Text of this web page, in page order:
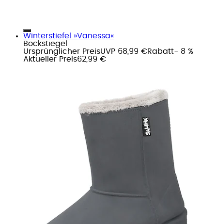
Winterstiefel »Vanessa«
Bockstiegel
Ursprünglicher PreisUVP 68,99 €Rabatt- 8 %
Aktueller Preis62,99 €